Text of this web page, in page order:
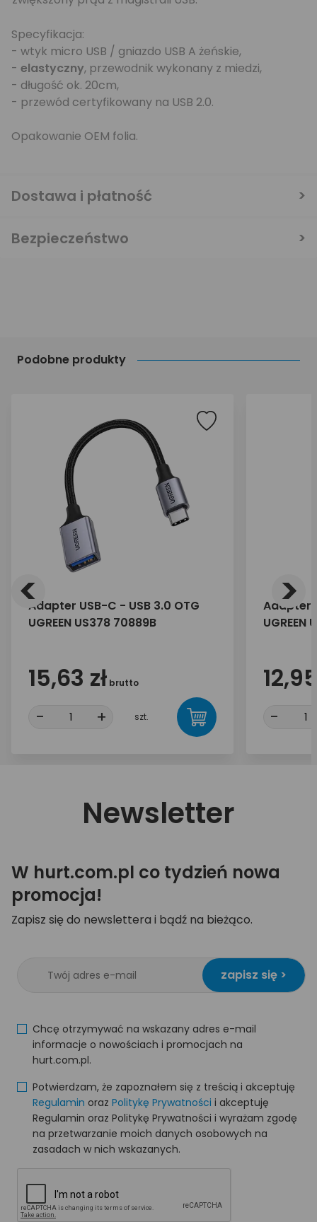
Podobne produkty
Adapter USB-C - USB 3.0 OTG
UGREEN US378 70889B
15,63 zł brutto
- + szt.
Adapter
UGREEN
-
< >
Specyfikacja:
- wtyk micro USB / gniazdo USB A żeńskie,
- elastyczny, przewodnik wykonany z miedzi,
- długość ok. 20cm,
- przewód certyfikowany na USB 2.0.
Opakowanie OEM folia.
Dostawa i płatność
Bezpieczeństwo
Newsletter
W hurt.com.pl co tydzień nowa
promocja!
Zapisz się do newslettera i bądź na bieżąco.
zapisz się >
Chcę otrzymywać na wskazany adres e-mail
informacje o nowościach i promocjach na
hurt.com.pl.
Potwierdzam, że zapoznałem się z treścią i akceptuję
Regulamin oraz Politykę Prywatności i akceptuję
Regulamin oraz Politykę Prywatności i wyrażam zgodę
na przetwarzanie moich danych osobowych na
zasadach w nich wskazanych.